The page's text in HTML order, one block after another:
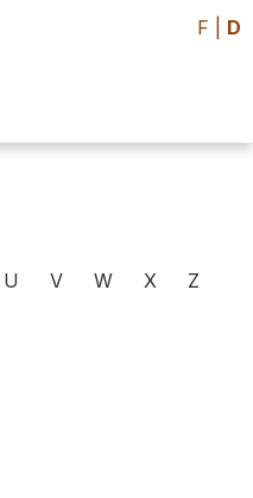
F D
U V W X Z